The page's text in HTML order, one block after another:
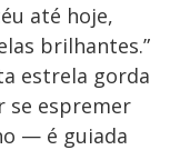
até hoje,
brilhantes.”
estrela gorda
se espremer
— é guiada